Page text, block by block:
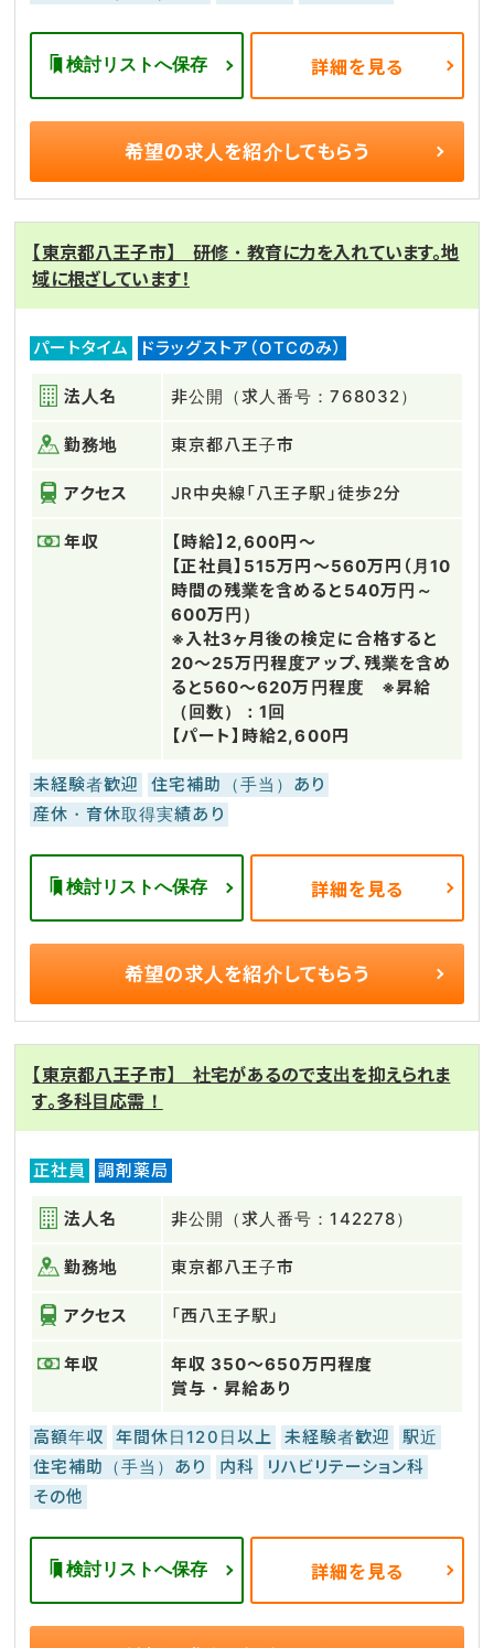
検討リストへ保存 詳細を見る
希望の求人を紹介してもらう
【東京都八王子市】 研修・教育に力を入れています。地
域に根ざしています！
パートタイム ドラッグストア（OTCのみ）
法人名 非公開（求人番号：768032）
勤務地 東京都八王子市
アクセス JR中央線「八王子駅」徒歩2分
年収
【時給】2,600円～
【正社員】515万円～560万円（月10
時間の残業を含めると540万円～
600万円）
※入社3ヶ月後の検定に合格すると
20～25万円程度アップ、残業を含め
ると560～620万円程度 ※昇給
（回数）：1回
【パート】時給2,600円
未経験者歓迎
住宅補助（手当）あり
産休・育休取得実績あり
検討リストへ保存 詳細を見る
希望の求人を紹介してもらう
【東京都八王子市】 社宅があるので支出を抑えられま
す。多科目応需！
正社員 調剤薬局
法人名 非公開（求人番号：142278）
勤務地 東京都八王子市
アクセス 「西八王子駅」
年収
年収 350～650万円程度
賞与・昇給あり
高額年収 年間休日120日以上 未経験者歓迎
駅近
住宅補助（手当）あり
内科
リハビリテーション科
その他
検討リストへ保存 詳細を見る